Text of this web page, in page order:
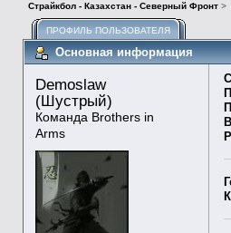
Страйкбол - Казахстан - Северный Фронт>
ПРОФИЛЬ ПОЛЬЗОВАТЕЛЯ
Основная информация
Demoslaw
(Шустрый)
Команда Brothers in
Arms